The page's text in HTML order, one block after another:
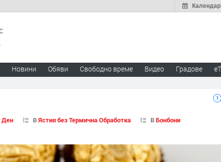
Календар
Новини Обяви Свободно време Видео Градове
1
Ден ВЯстия без Термична Обработка ВБонбони